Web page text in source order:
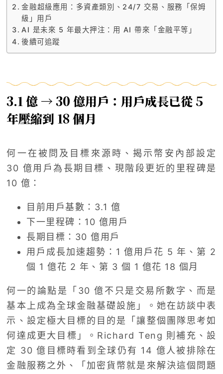
金融超級應用：多資產類別、24/7 交易、服務「保姆
級」用戶
AI 是未來 5 年最大押注：用 AI 帶來「金融平等」
後續可追蹤
3.1 億 → 30 億用戶：用戶成長已從 5
年壓縮到 18 個月
何一在被問及目標來源時、揭示幣安內部設定
30 億用戶為長期目標、現階段更近的里程碑是
10 億：
目前用戶基數：3.1 億
下一里程碑：10 億用戶
長期目標：30 億用戶
用戶成長加速趨勢：1 億用戶花 5 年、第 2
個 1 億花 2 年、第 3 個 1 億花 18 個月
何一的論點是「30 億不只是交易所數字、而是
基本上成為全球金融基礎設施」。她在訪談中表
示、設定極大目標的目的是「讓整個團隊思考如
何達成更大目標」。Richard Teng 則補充、設
定 30 億目標時看到全球仍有 14 億人被排除在
金融服務之外、「加密貨幣就是來解決這個問題